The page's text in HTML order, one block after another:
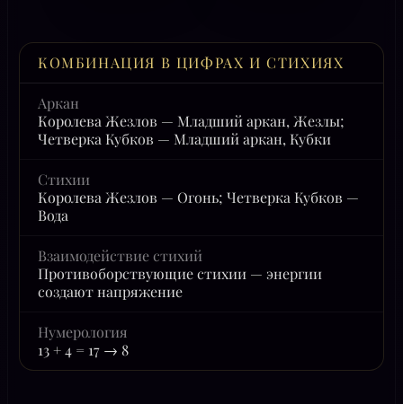
КОМБИНАЦИЯ В ЦИФРАХ И СТИХИЯХ
Аркан
Королева Жезлов — Младший аркан, Жезлы;
Четверка Кубков — Младший аркан, Кубки
Стихии
Королева Жезлов — Огонь; Четверка Кубков —
Вода
Взаимодействие стихий
Противоборствующие стихии — энергии
создают напряжение
Нумерология
13 + 4 = 17 → 8